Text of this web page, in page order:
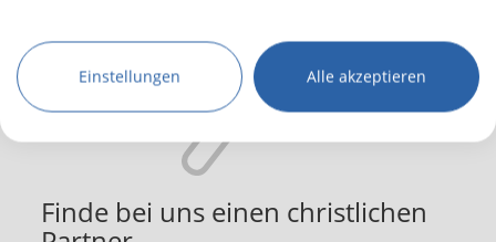
Partner
Einstellungen Alle akzeptieren